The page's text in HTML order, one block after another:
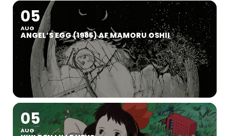
05
AUG
ANGEL’S EGG (1985) AF MAMORU OSHII
05
AUG